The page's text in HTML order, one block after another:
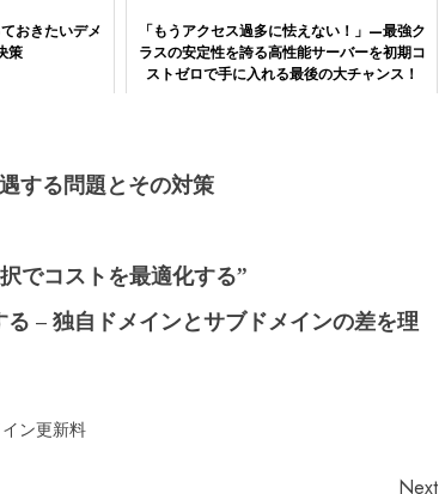
おきたいデメ
策
「もうアクセス過多に怯えない！」—最強ク
ラスの安定性を誇る高性能サーバーを初期コ
ストゼロで手に入れる最後の大チャンス！
する問題とその対策
でコストを最適化する”
– 独自ドメインとサブドメインの差を理
イン更新料
Next